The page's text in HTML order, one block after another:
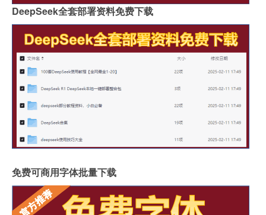
DeepSeek全套部署资料免费下载
免费可商用字体批量下载